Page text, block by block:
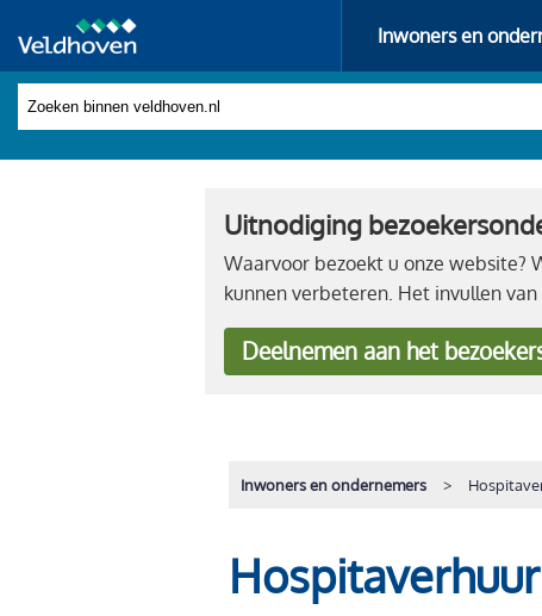
Inwoners en
Uitnodiging
Waarvoor bezoekt u onze website?
kunnen verbeteren. Het invullen
Deelnemen aan het
Inwoners en ondernemers
Hospitaverhuur